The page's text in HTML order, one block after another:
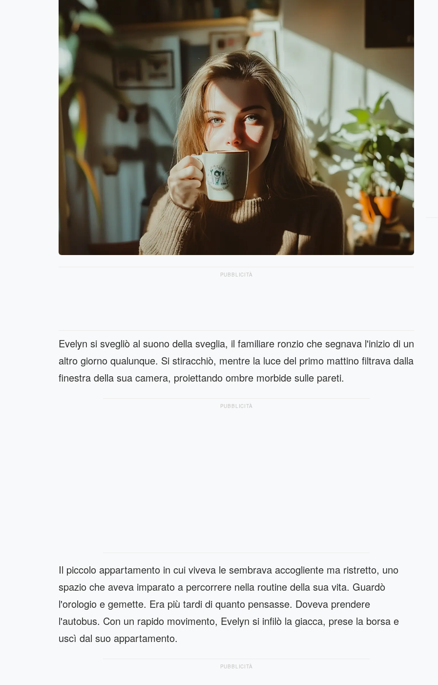
PUBBLICITÀ
Evelyn si svegliò al suono della sveglia, il familiare ronzio che segnava l'inizio di un
altro giorno qualunque. Si stiracchiò, mentre la luce del primo mattino filtrava dalla
finestra della sua camera, proiettando ombre morbide sulle pareti.
PUBBLICITÀ
Il piccolo appartamento in cui viveva le sembrava accogliente ma ristretto, uno
spazio che aveva imparato a percorrere nella routine della sua vita. Guardò
l'orologio e gemette. Era più tardi di quanto pensasse. Doveva prendere
l'autobus. Con un rapido movimento, Evelyn si infilò la giacca, prese la borsa e
uscì dal suo appartamento.
PUBBLICITÀ